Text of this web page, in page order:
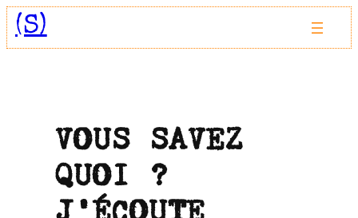
Aller
au(S)
VOUS SAVEZ
QUOI ?
J’ÉCOUTE